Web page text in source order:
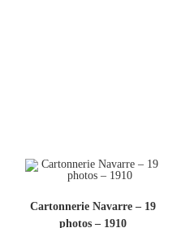
Cartonnerie Navarre – 19
photos – 1910